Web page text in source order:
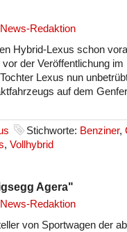
Redaktion
Hybrid-Lexus schon
der Veröffentlichung im
Lexus nun
auf dem Genfer
Stichworte: Benziner,
, Vollhybrid
Agera"
Redaktion
von Sportwagen der